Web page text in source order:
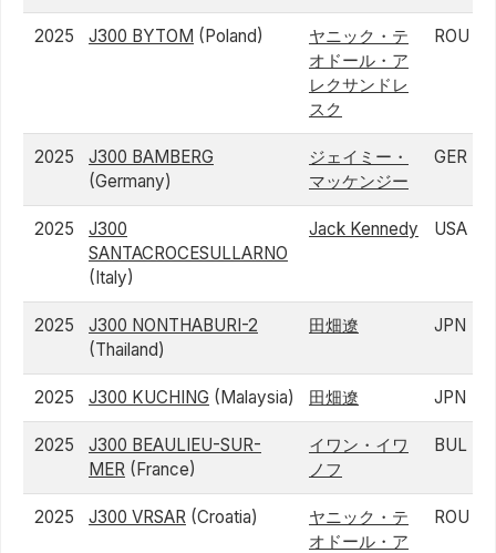
2025 J300 BYTOM (Poland)
ヤニック・テ
オドール・ア
レクサンドレ
スク
ROU
2025
J300 BAMBERG
(Germany)
ジェイミー・
マッケンジー
GER
2025
J300
SANTACROCESULLARNO
(Italy)
Jack Kennedy USA
2025
J300 NONTHABURI-2
(Thailand)
田畑遼 JPN
2025 J300 KUCHING (Malaysia) 田畑遼 JPN
2025
J300 BEAULIEU-SUR-
MER (France)
イワン・イワ
ノフ
BUL
2025 J300 VRSAR (Croatia)
ヤニック・テ
オドール・ア
ROU